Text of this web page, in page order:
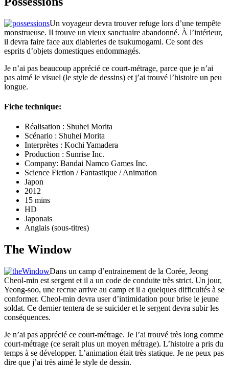
Un voyageur devra trouver refuge lors d’une tempête
monstrueuse. Il trouve un vieux sanctuaire abandonné. À l’intérieur,
il devra faire face aux diableries de tsukumogami. Ce sont des
esprits d’objets domestiques endommagés.
Je n’ai pas beaucoup apprécié ce court-métrage, parce que je n’ai
pas aimé le visuel (le style de dessins) et j’ai trouvé l’histoire un peu
longue.
Fiche technique:
Réalisation : Shuhei Morita
Scénario : Shuhei Morita
Interprètes : Kochi Yamadera
Production : Sunrise Inc.
Company: Bandai Namco Games Inc.
Science Fiction / Fantastique / Animation
Japon
2012
15 mins
HD
Japonais
Anglais (sous-titres)
The Window
Dans un camp d’entrainement de la Corée, Jeong
Cheol-min est sergent et il a un code de conduite très strict. Un jour,
Yeong-soo, une recrue arrive au camp et il a quelques difficultés à se
conformer. Cheol-min devra user d’intimidation pour brise le jeune
soldat. Ce dernier tentera de se suicider et le sergent devra subir les
conséquences.
Je n’ai pas apprécié ce court-métrage. Je l’ai trouvé très long comme
court-métrage (ce serait plus un moyen métrage). L’histoire a pris du
temps à se développer. L’animation était très statique. Je ne peux pas
dire que j’ai très aimé le style de dessin.